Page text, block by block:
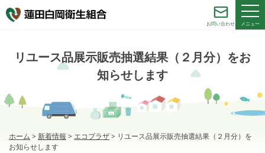
お問い合わせ メニュー
リユース品展示販売抽選結果（２月分）をお
知らせします
ホーム > 新着情報 > エコプラザ> リユース品展示販売抽選結果（２月分）を
お知らせします